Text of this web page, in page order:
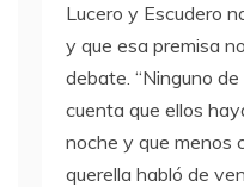
Lucero y Escudero
y que esa premisa
debate. “Ninguno
cuenta que ellos
noche y que menos
querella habló de